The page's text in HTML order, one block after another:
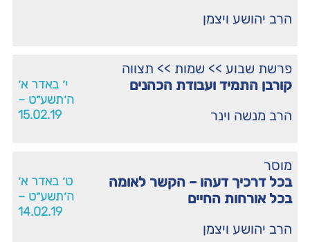
הרב יהושע ויצמן
פרשת שבוע >> שמות >> תצווה
קורבן התמיד ועבודת הכהנים
הרב מנשה וינר
י׳ באדר א׳
ה׳תשע״ט –
15.02.19
מוסר
בכל דרכיך דעהו – הקשר לאומה
בכל אורחות החיים
הרב יהושע ויצמן
ט׳ באדר א׳
ה׳תשע״ט –
14.02.19